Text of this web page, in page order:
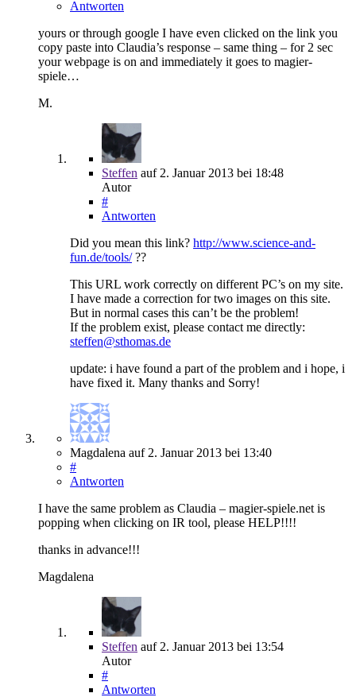
Antworten
yours or through google I have even clicked on the link you
copy paste into Claudia’s response – same thing – for 2 sec
your webpage is on and immediately it goes to magier-
spiele…
M.
Steffen auf 2. Januar 2013 bei 18:48
Autor
#
Antworten
Did you mean this link? http://www.science-and-
fun.de/tools/??
This URL work correctly on different PC’s on my site.
I have made a correction for two images on this site.
But in normal cases this can’t be the problem!
If the problem exist, please contact me directly:
steffen@sthomas.de
update: i have found a part of the problem and i hope, i
have fixed it. Many thanks and Sorry!
Magdalena auf 2. Januar 2013 bei 13:40
#
Antworten
I have the same problem as Claudia – magier-spiele.net is
popping when clicking on IR tool, please HELP!!!!
thanks in advance!!!
Magdalena
Steffen auf 2. Januar 2013 bei 13:54
Autor
#
Antworten